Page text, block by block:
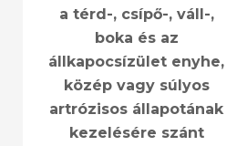
a térd-, csípő-, váll-,
boka és az
állkapocsízület enyhe,
közép vagy súlyos
artrózisos állapotának
kezelésére szánt